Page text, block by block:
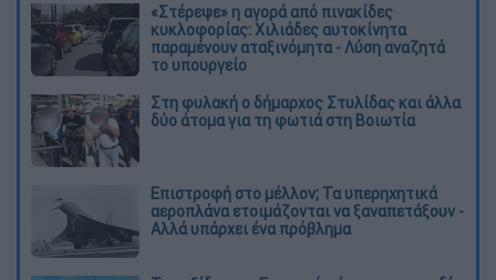
«Στέρεψε» η αγορά από πινακίδες
κυκλοφορίας: Χιλιάδες αυτοκίνητα
παραμένουν αταξινόμητα - Λύση αναζητά
το υπουργείο
Στη φυλακή ο δήμαρχος Στυλίδας και άλλα
δύο άτομα για τη φωτιά στη Βοιωτία
Επιστροφή στο μέλλον; Τα υπερηχητικά
αεροπλάνα ετοιμάζονται να ξαναπετάξουν -
Αλλά υπάρχει ένα πρόβλημα